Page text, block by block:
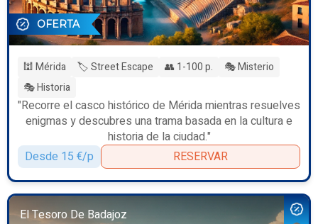
OFERTA
🕍 Mérida 🏷️ Street Escape 👥 1-100 p.
🎭 Misterio
🎭 Historia
"Recorre el casco histórico de Mérida mientras resuelves
enigmas y descubres una trama basada en la cultura e
historia de la ciudad."
Desde 15 €/p
RESERVAR
El Tesoro De Badajoz